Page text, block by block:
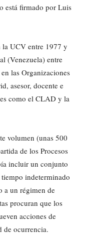
está firmado por Luis
la UCV entre 1977 y
(Venezuela) entre
las Organizaciones
asesor, docente e
como el CLAD y la
volumen (unas 500
de los Procesos
incluir un conjunto
indeterminado
a un régimen de
procuran que los
acciones de
de ocurrencia.